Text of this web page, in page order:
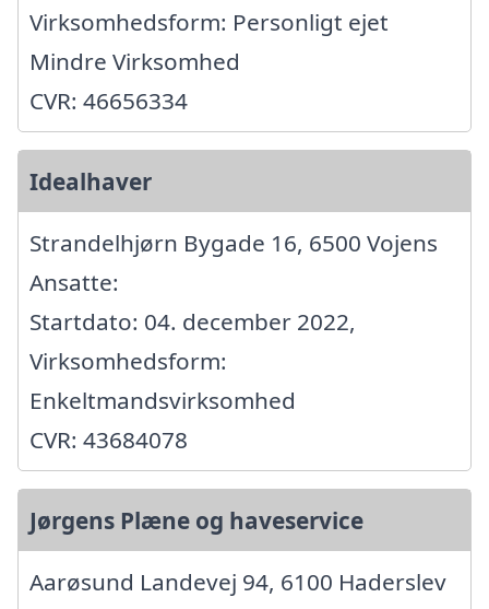
Virksomhedsform: Personligt ejet
Mindre Virksomhed
CVR: 46656334
Idealhaver
Strandelhjørn Bygade 16, 6500 Vojens
Ansatte:
Startdato: 04. december 2022,
Virksomhedsform:
Enkeltmandsvirksomhed
CVR: 43684078
Jørgens Plæne og haveservice
Aarøsund Landevej 94, 6100 Haderslev